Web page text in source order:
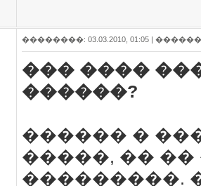
��������: 03.03.2010, 01:05 |
��� ����
������?
������ �
�����, ��
���������.